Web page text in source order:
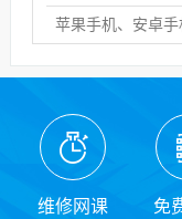
维修网课 免